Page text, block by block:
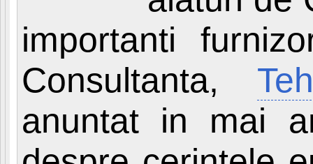
importanti
Consultanta,
anuntat in mai